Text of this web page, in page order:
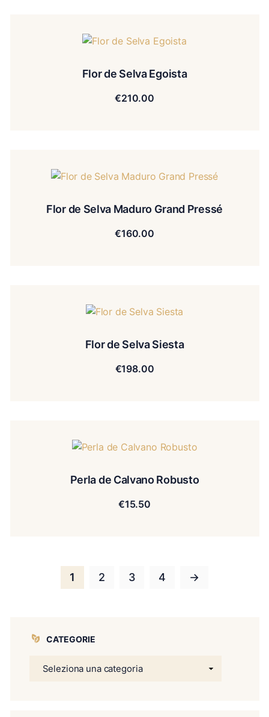
Flor de Selva Egoista
€210.00
Flor de Selva Maduro Grand Pressé
€160.00
Flor de Selva Siesta
€198.00
Perla de Calvano Robusto
€15.50
1 2 3 4 →
CATEGORIE